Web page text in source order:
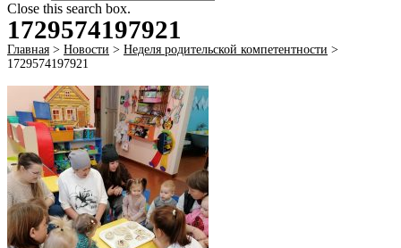
Close this search box.
1729574197921
Главная > Новости > Неделя родительской компетентности >
1729574197921